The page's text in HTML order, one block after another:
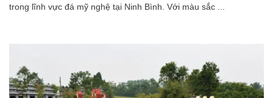
trong lĩnh vực đá mỹ nghệ tại Ninh Bình. Với màu sắc ...